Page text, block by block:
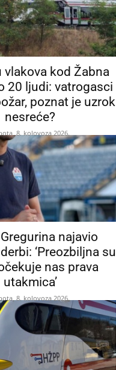
vlakova kod Žabna
20 ljudi: vatrogasci
poznat je uzrok
nesreće?
8. kolovoza 2026.
najavio
‘Preozbiljna su
nas prava
utakmica’
8. kolovoza 2026.